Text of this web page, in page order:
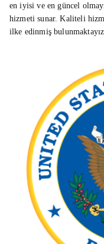
en iyisi ve en güncel
hizmeti sunar. Kaliteli
ilke edinmiş bulunmaktayız.